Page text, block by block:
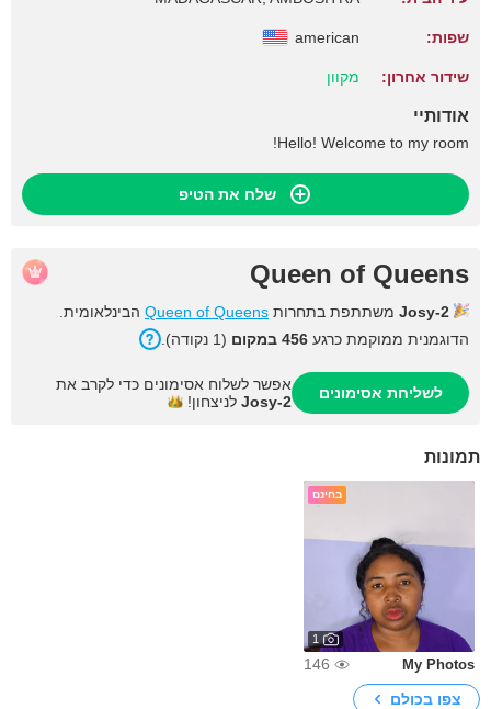
שפות: american
שידור אחרון: מקוון
אודותיי
Hello! Welcome to my room!
שלח את הטיפ
Queen of Queens
Josy-2 משתתפת בתחרות Queen of Queens הבינלאומית.
הדוגמנית ממוקמת כרגע 456 במקום (1 נקודה).
לשליחת אסימונים
אפשר לשלוח אסימונים כדי לקרב את
Josy-2 לניצחון!
תמונות
בחינם
1
My Photos
146
צפו בכולם